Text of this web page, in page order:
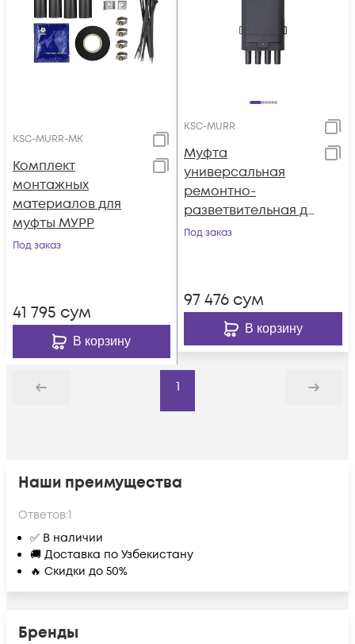
KSC-MURR-MK
Комплект
монтажных
материалов для
муфты МУРР
Под заказ
41 795 сум
В корзину
KSC-MURR
Муфта
универсальная
ремонтно-
разветвительная до
12 ОВ KSC LIGHT PON
Под заказ
97 476 сум
В корзину
Назад
1
Дальше
Наши преимущества
Ответов:1
✅ В наличии
🚚 Доставка по Узбекистану
🔥 Скидки до 50%
Бренды